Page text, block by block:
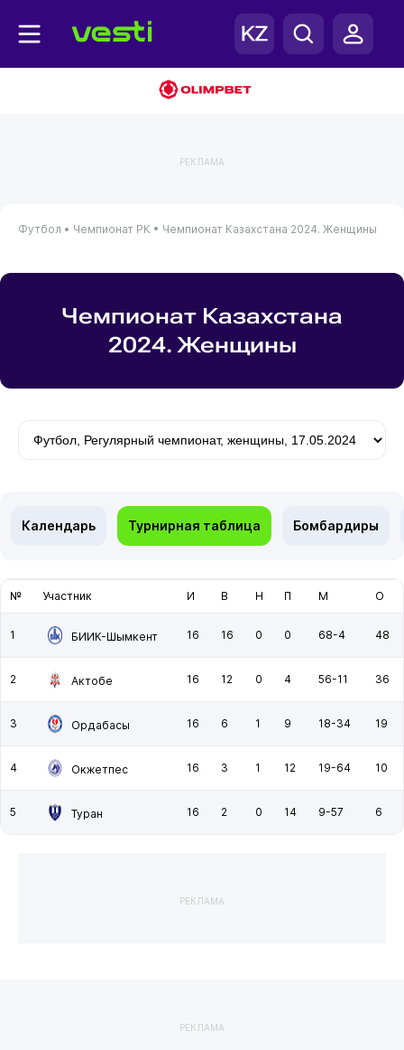
РЕКЛАМА
Футбол • Чемпионат РК • Чемпионат Казахстана 2024. Женщины
Чемпионат Казахстана
2024. Женщины
Календарь Турнирная таблица Бомбардиры
№ Участник И В Н П М О
1 БИИК-Шымкент 16 16 0 0 68-4 48
2 Актобе 16 12 0 4 56-11 36
3 Ордабасы 16 6 1 9 18-34 19
4 Окжетпес 16 3 1 12 19-64 10
5 Туран 16 2 0 14 9-57 6
РЕКЛАМА
РЕКЛАМА